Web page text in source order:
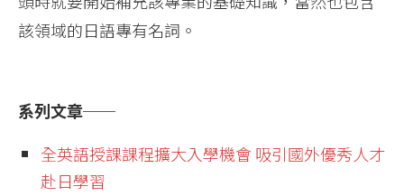
該領域的日語專有名詞。
系列文章──
全英語授課課程擴大入學機會 吸引國外優秀人才
赴日學習